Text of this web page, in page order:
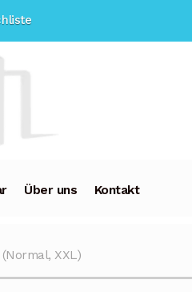
Über uns Kontakt
XXL)